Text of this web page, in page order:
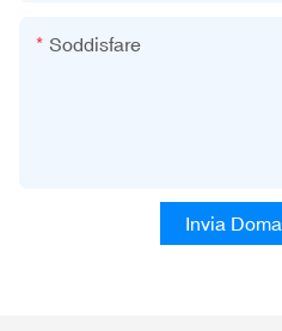
Soddisfare
Invia